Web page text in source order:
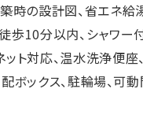
時の設計図、省エネ給
歩10分以内、シャワー
ト対応、温水洗浄便座
ボックス、駐輪場、可